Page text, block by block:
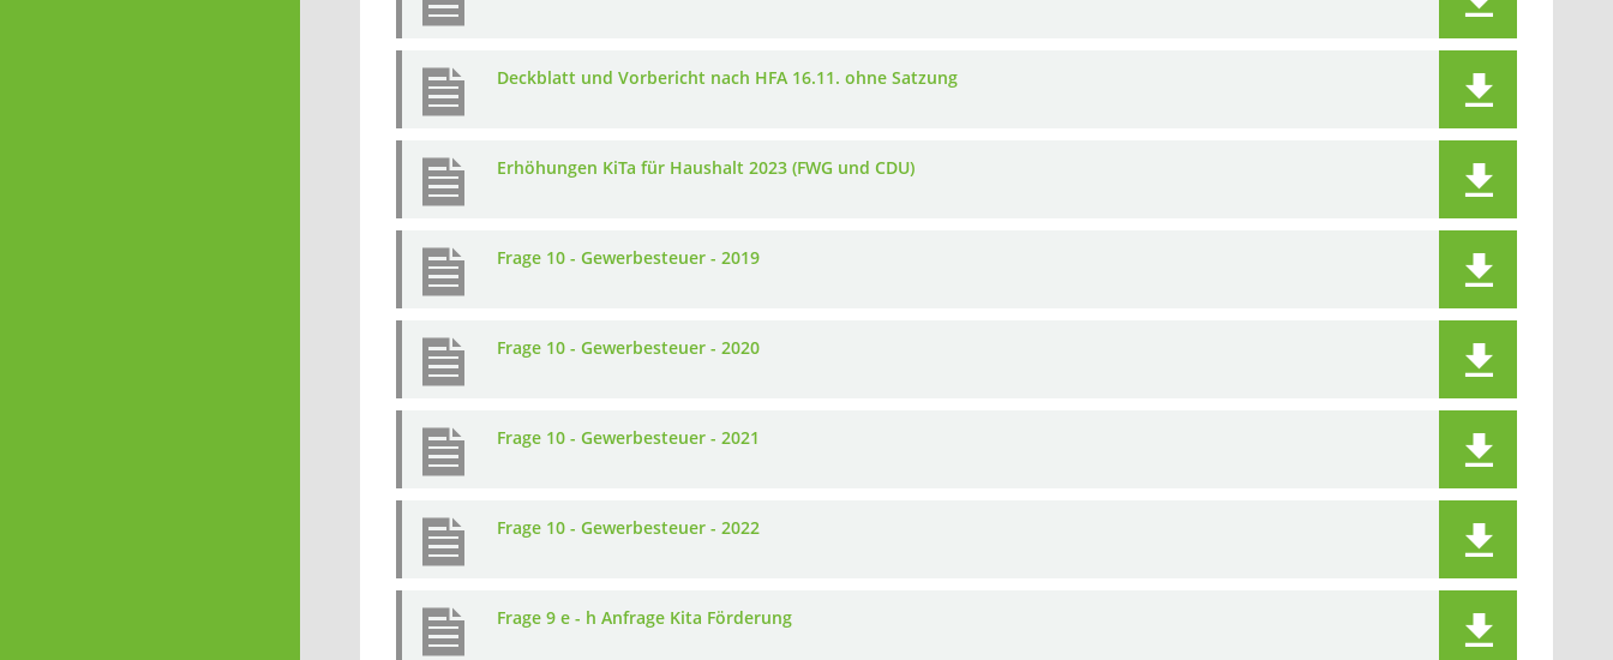
Deckblatt und Vorbericht nach HFA 16.11. ohne Satzung
Erhöhungen KiTa für Haushalt 2023 (FWG und CDU)
Frage 10 - Gewerbesteuer - 2019
Frage 10 - Gewerbesteuer - 2020
Frage 10 - Gewerbesteuer - 2021
Frage 10 - Gewerbesteuer - 2022
Frage 9 e - h Anfrage Kita Förderung